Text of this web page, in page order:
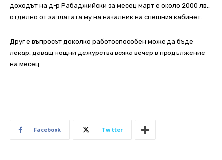
доходът на д-р Рабаджийски за месец март е около 2000 лв.,
отделно от заплатата му на началник на спешния кабинет.
Друг е въпросът доколко работоспособен може да бъде
лекар, даващ нощни дежурства всяка вечер в продължение
на месец.
Facebook Twitter